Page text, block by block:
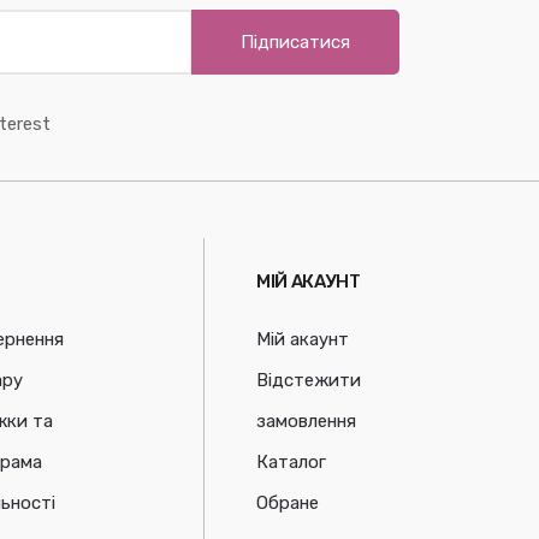
Підписатися
та
МІЙ АКАУНТ
Мій акаунт
Відстежити
замовлення
Каталог
Обране